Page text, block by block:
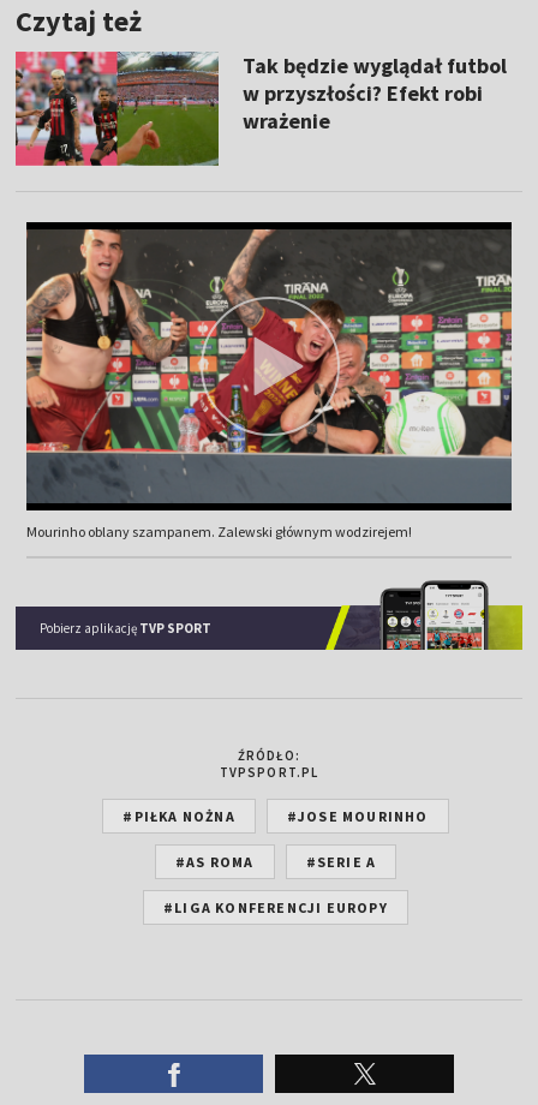
Czytaj też
Tak będzie wyglądał futbol
w przyszłości? Efekt robi
wrażenie
Mourinho oblany szampanem. Zalewski głównym wodzirejem!
Pobierz aplikację TVP SPORT
ŹRÓDŁO:
TVPSPORT.PL
#PIŁKA NOŻNA #JOSE MOURINHO
#AS ROMA #SERIE A
#LIGA KONFERENCJI EUROPY